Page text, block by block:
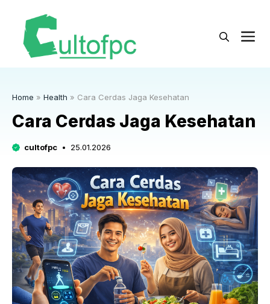
Home » Health » Cara Cerdas Jaga Kesehatan
Cara Cerdas Jaga Kesehatan
cultofpc 25.01.2026